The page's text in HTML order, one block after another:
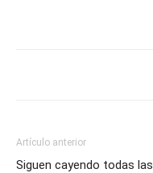
Artículo anterior
Siguen cayendo todas las